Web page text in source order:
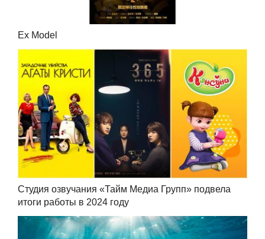
Ex Model
Студия озвучания «Тайм Медиа Групп» подвела
итоги работы в 2024 году